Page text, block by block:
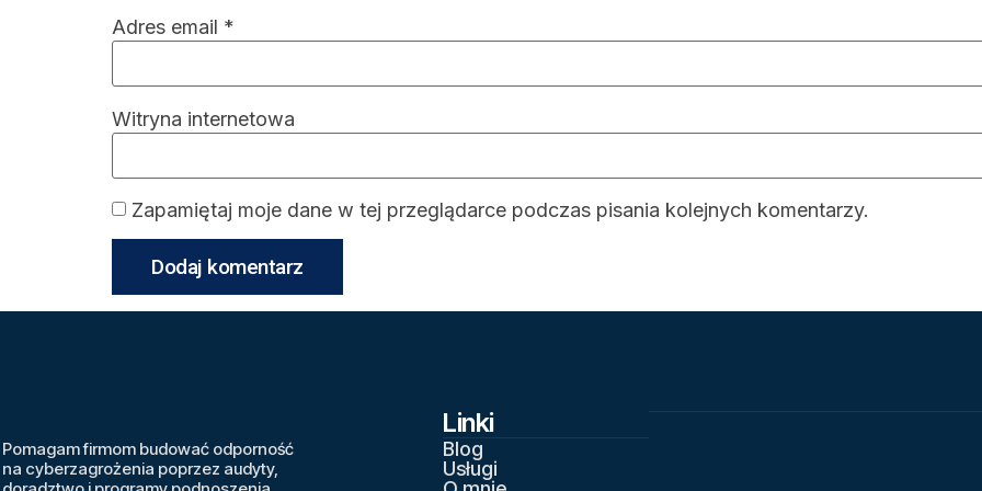
Adres email *
Witryna internetowa
Zapamiętaj moje dane w tej przeglądarce podczas pisania kolejnych komentarzy.
Pomagam firmom budować odporność
na cyberzagrożenia poprzez audyty,
Linki
Blog
Usługi